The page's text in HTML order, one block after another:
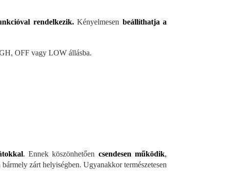
rendelkezik.Kényelmesen beállíthatja a
OFF vagy LOW állásba.
. Ennek köszönhetően csendesen működik,
zárt helyiségben. Ugyanakkor természetesen